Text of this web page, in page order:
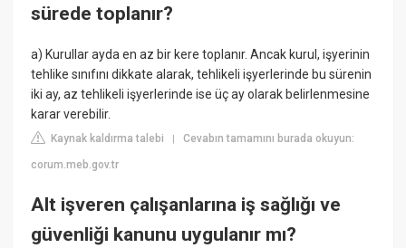
sürede toplanır?
a) Kurullar ayda en az bir kere toplanır. Ancak kurul, işyerinin
tehlike sınıfını dikkate alarak, tehlikeli işyerlerinde bu sürenin
iki ay, az tehlikeli işyerlerinde ise üç ay olarak belirlenmesine
karar verebilir.
Kaynak kaldırma talebi |Cevabın tamamını burada okuyun:
corum.meb.gov.tr
Alt işveren çalışanlarına iş sağlığı ve
güvenliği kanunu uygulanır mı?